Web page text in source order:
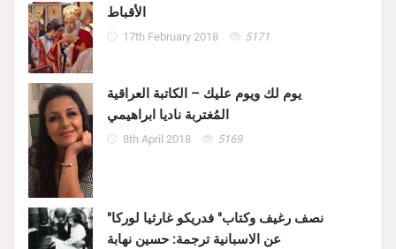
الأقباط
17th February 2018 5171
يوم لك ويوم عليك – الكاتبة العراقية
المُغتربة ناديا ابراهيمي
8th April 2018 5169
"نصف رغيف وكتاب" فدريكو غارثيا لوركا
عن الاسبانية ترجمة: حسين نهابة